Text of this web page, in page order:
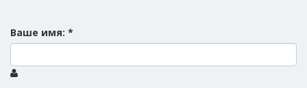
Ваше имя: *